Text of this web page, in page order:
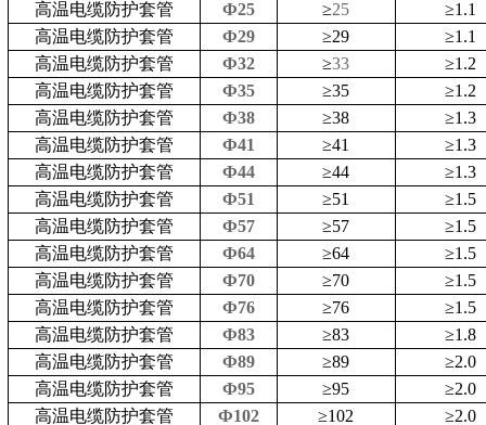
高温电缆防护套管 Ф25 ≥25 ≥1.1
高温电缆防护套管
Ф29 ≥29 ≥1.1
高温电缆防护套管
Ф32 ≥33 ≥1.2
高温电缆防护套管
Ф35 ≥35 ≥1.2
高温电缆防护套管
Ф38 ≥38 ≥1.3
高温电缆防护套管
Ф41 ≥41 ≥1.3
高温电缆防护套管
Ф44 ≥44 ≥1.3
高温电缆防护套管
Ф51 ≥51 ≥1.5
高温电缆防护套管
Ф57 ≥57 ≥1.5
高温电缆防护套管
Ф64 ≥64 ≥1.5
高温电缆防护套管
Ф70 ≥70 ≥1.5
高温电缆防护套管
Ф76 ≥76 ≥1.5
高温电缆防护套管
Ф83 ≥83 ≥1.8
高温电缆防护套管
Ф89 ≥89 ≥2.0
高温电缆防护套管
Ф95 ≥95 ≥2.0
高温电缆防护套管
Ф102 ≥102 ≥2.0